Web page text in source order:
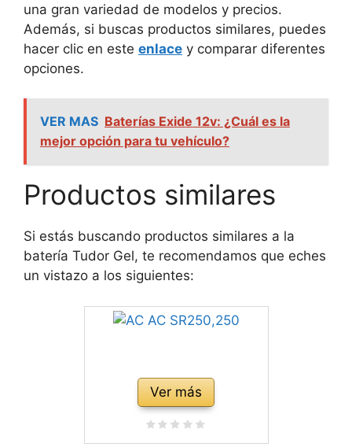
una gran variedad de modelos y precios.
Además, si buscas productos similares, puedes
hacer clic en este enlace y comparar diferentes
opciones.
VER MAS Baterías Exide 12v: ¿Cuál es la
mejor opción para tu vehículo?
Productos similares
Si estás buscando productos similares a la
batería Tudor Gel, te recomendamos que eches
un vistazo a los siguientes:
Ver más